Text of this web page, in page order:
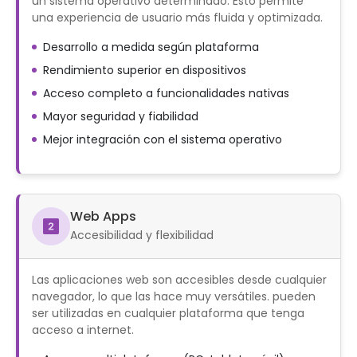
una experiencia de usuario más fluida y optimizada.
Desarrollo a medida según plataforma
Rendimiento superior en dispositivos
Acceso completo a funcionalidades nativas
Mayor seguridad y fiabilidad
Mejor integración con el sistema operativo
Web Apps
Accesibilidad y flexibilidad
Las aplicaciones web son accesibles desde cualquier
navegador, lo que las hace muy versátiles. pueden
ser utilizadas en cualquier plataforma que tenga
acceso a internet.